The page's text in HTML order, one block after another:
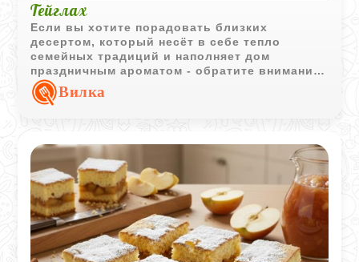
Тейглах
Если вы хотите порадовать близких
десертом, который несёт в себе тепло
семейных традиций и наполняет дом
праздничным ароматом - обратите внимание
на тейглах. Эти золотистые шарики в
медовой глазури - не просто сладость, а
любимый на Рош ха-Шана и Пурим или
других торжественных днях.
Вилка